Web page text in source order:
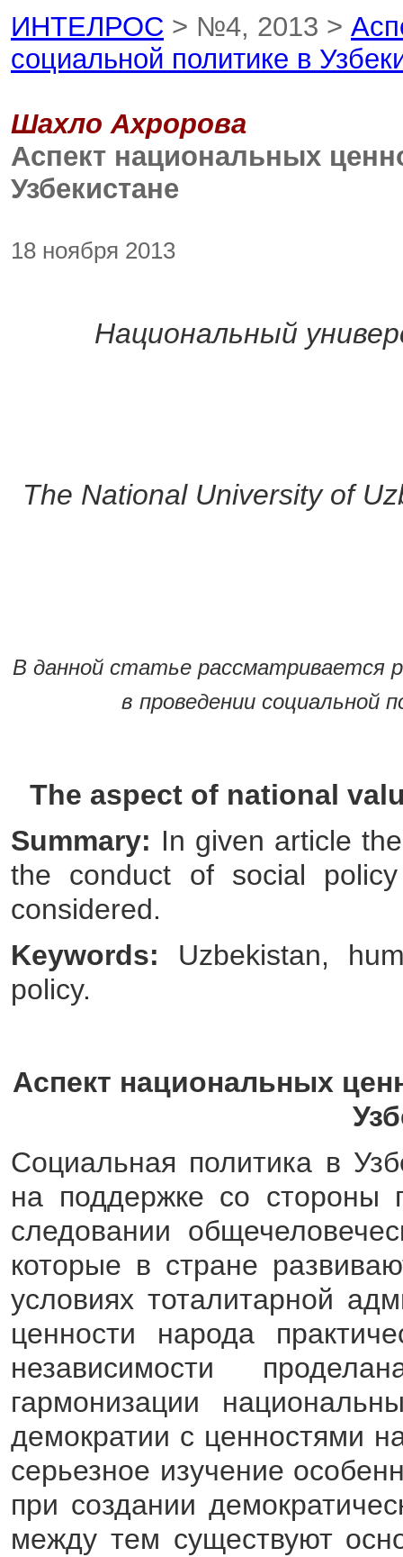
ИНТЕЛРОС > №4, 2013 >
социальной политике в
Шахло Ахророва
Аспект национальных
Узбекистане
18 ноября 2013
Национальный
The National University of
В данной статье рассматривается
в проведении социальной
The aspect of national
Summary: In given article
the conduct of social
considered.
Keywords: Uzbekistan,
policy.
Аспект национальных
Социальная политика в
на поддержке со стороны
следовании
которые в стране
условиях тоталитарной
ценности народа
независимости
гармонизации
демократии с ценностями
серьезное изучение
при создании
между тем существуют